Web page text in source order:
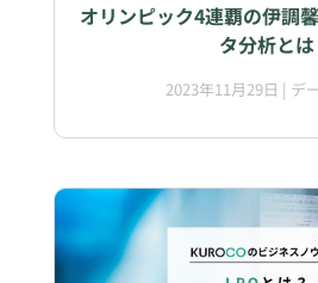
オリンピック4連覇の伊調
タ分析とは
2023年11月29日 | デ